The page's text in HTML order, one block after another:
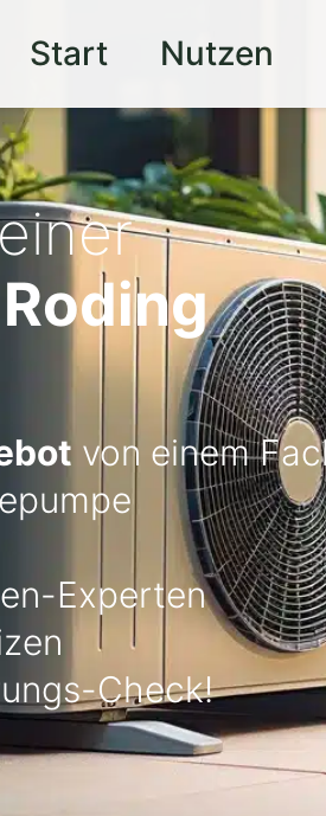
Start Nutzen
von einem
Experten
Check!